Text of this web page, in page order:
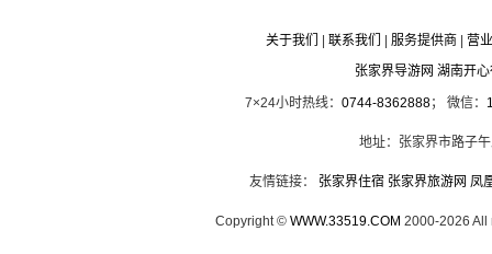
关于我们 联系我们 服务提供商
营
张家界导游网 湖南开
7×24小时热线： 0744-8362888； 微信：
地址：张家界市路子
友情链接： 张家界住宿 张家界旅游网 凤
Copyright © WWW.33519.COM 2000-2026 All